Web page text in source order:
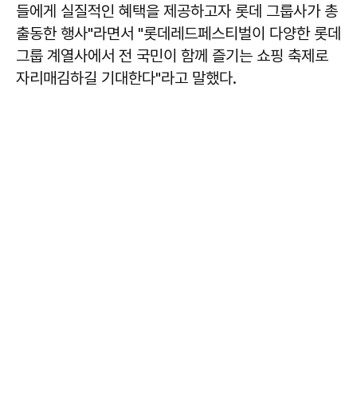
들에게 실질적인 혜택을 제공하고자 롯데 그룹사가 총
출동한 행사"라면서 "롯데레드페스티벌이 다양한 롯데
그룹 계열사에서 전 국민이 함께 즐기는 쇼핑 축제로
자리매김하길 기대한다"라고 말했다.